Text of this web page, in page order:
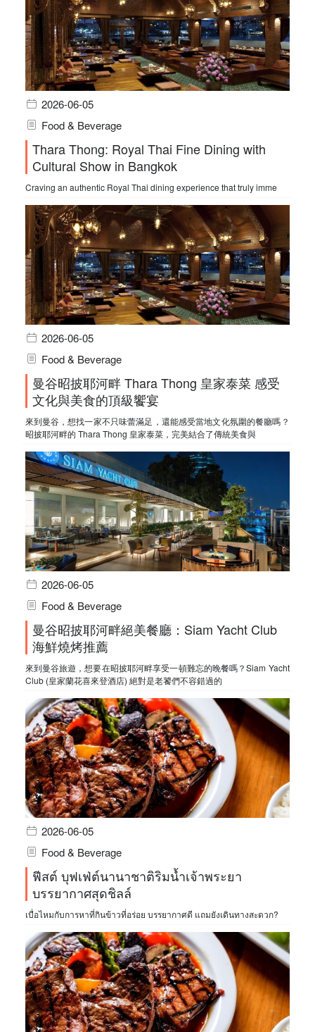
2026-06-05
Food & Beverage
Thara Thong: Royal Thai Fine Dining with
Cultural Show in Bangkok
Craving an authentic Royal Thai dining experience that truly imme
2026-06-05
Food & Beverage
曼谷昭披耶河畔 Thara Thong 皇家泰菜 感受
文化與美食的頂級饗宴
來到曼谷，想找一家不只味蕾滿足，還能感受當地文化氛圍的餐廳嗎？
昭披耶河畔的 Thara Thong 皇家泰菜，完美結合了傳統美食與
2026-06-05
Food & Beverage
曼谷昭披耶河畔絕美餐廳：Siam Yacht Club
海鮮燒烤推薦
來到曼谷旅遊，想要在昭披耶河畔享受一頓難忘的晚餐嗎？Siam Yacht
Club (皇家蘭花喜來登酒店) 絕對是老饕們不容錯過的
2026-06-05
Food & Beverage
ฟีสต์ บุฟเฟ่ต์นานาชาติริมน้ำเจ้าพระยา
บรรยากาศสุดชิลล์
เบื่อไหมกับการหาที่กินข้าวที่อร่อย บรรยากาศดี แถมยังเดินทางสะดวก?